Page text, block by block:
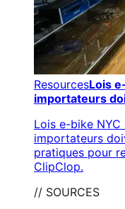
ResourcesLois
importateurs
Lois e-bike
importateurs
pratiques pour
ClipClop.
// SOURCES